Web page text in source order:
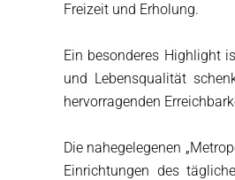
Freizeit und Erholung.
Ein besonderes Highlight
und Lebensqualität
hervorragenden
Die nahegelegenen
Einrichtungen des